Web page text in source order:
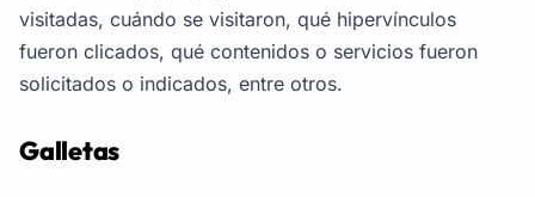
visitadas, cuándo se visitaron, qué hipervínculos
fueron clicados, qué contenidos o servicios fueron
solicitados o indicados, entre otros.
Galletas